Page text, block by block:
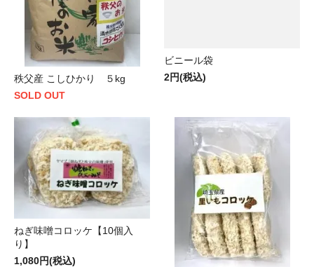
秩父産 こしひかり ５kg
SOLD OUT
ビニール袋
2円(税込)
ねぎ味噌コロッケ【10個入
り】
1,080円(税込)